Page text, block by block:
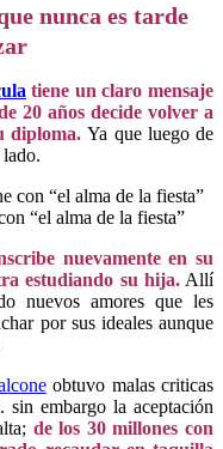
nunca es tarde
tiene un claro mensaje
20 años decide volver a
diploma. Ya que luego de
“el alma de la fiesta”
nuevamente en su
estudiando su hija.Allí
nuevos amores que les
por sus ideales aunque
obtuvo malas criticas
embargo la aceptación
de los 30 millones con